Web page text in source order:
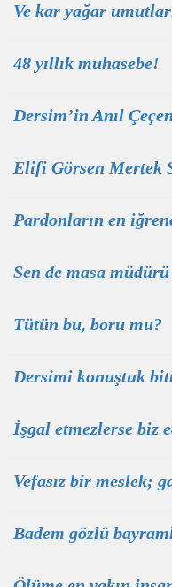
Ve kar yağar
48 yıllık muhasebe!
Dersim’in Anıl
Elifi Görsen Mertek
Pardonların en
Sen de masa
Tütün bu, boru mu?
Dersimi konuştuk
İşgal etmezlerse biz
Vefasız bir meslek;
Badem gözlü